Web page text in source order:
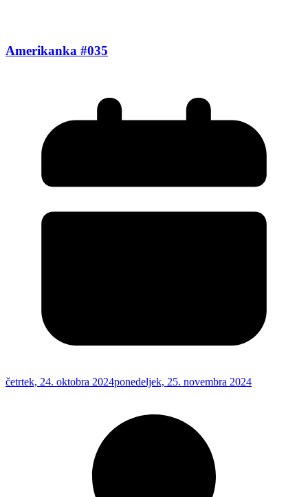
Amerikanka #035
četrtek, 24. oktobra 2024ponedeljek, 25. novembra 2024